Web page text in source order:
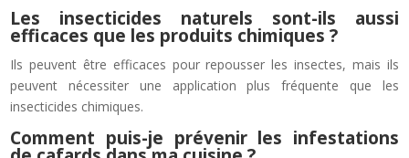
Les insecticides naturels sont-ils aussi
efficaces que les produits chimiques ?
Ils peuvent être efficaces pour repousser les insectes, mais ils
peuvent nécessiter une application plus fréquente que les
insecticides chimiques.
Comment puis-je prévenir les infestations